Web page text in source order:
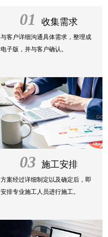
01 收集需求
与客户详细沟通具体需求，整理成
电子版，并与客户确认。
03 施工安排
方案经过详细制定以及确定后，即
安排专业施工人员进行施工。